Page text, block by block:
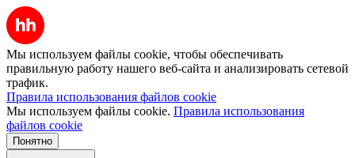
Мы используем файлы cookie, чтобы обеспечивать
правильную работу нашего веб-сайта и анализировать сетевой
трафик.
Правила использования файлов cookie
Мы используем файлы cookie. Правила использования
файлов cookie
Понятно